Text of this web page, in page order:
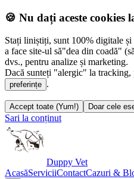
🍪 Nu dați aceste cookies
Stați liniștiți, sunt 100% digitale
a face site-ul să"dea din coadă"
dvs., pentru analize și marketing.
Dacă sunteți "alergic" la tracking,
preferințe .
Accept toate (Yum!) Doar cele
Sari la conținut
Duppy Vet
AcasăServiciiContactCazuri &